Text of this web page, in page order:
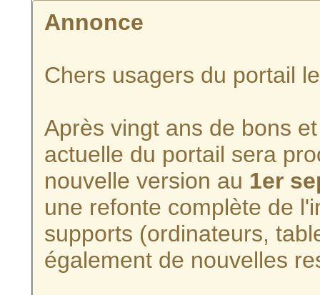
Annonce
Chers usagers du portail
Après vingt ans de bons
actuelle du portail sera
nouvelle version au 1er
une refonte complète de
supports (ordinateurs,
également de nouvelles